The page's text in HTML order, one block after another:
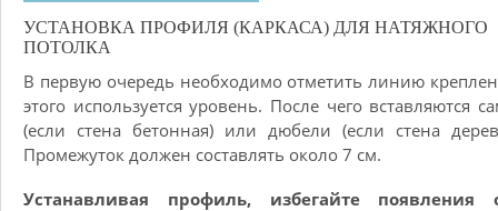
УСТАНОВКА ПРОФИЛЯ (КАРКАСА) ДЛЯ НАТЯЖНОГО
ПОТОЛКА
В первую очередь необходимо отметить линию
этого используется уровень. После чего вставляются
(если стена бетонная) или дюбели (если стена
Промежуток должен составлять около 7 см.
Устанавливая профиль, избегайте появления